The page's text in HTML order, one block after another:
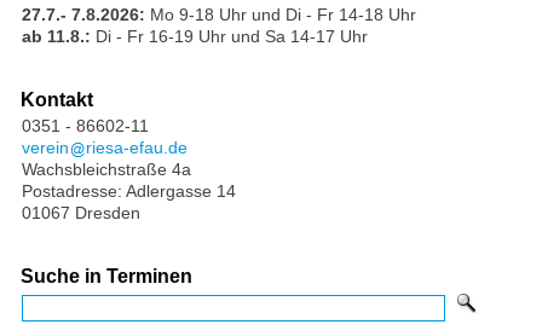
27.7.- 7.8.2026: Mo 9-18 Uhr und Di - Fr 14-18 Uhr
ab 11.8.: Di - Fr 16-19 Uhr und Sa 14-17 Uhr
Kontakt
0351 - 86602-11
verein
riesa-efau.de
Wachsbleichstraße 4a
Postadresse: Adlergasse 14
01067 Dresden
Suche in Terminen